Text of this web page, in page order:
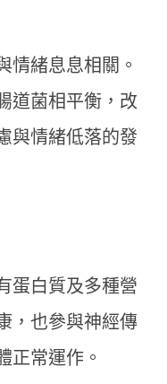
情緒息息相關。
道菌相平衡，改
與情緒低落的發
蛋白質及多種營
，也參與神經傳
正常運作。